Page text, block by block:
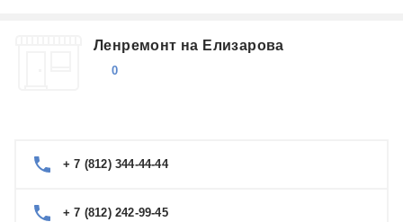
Ленремонт на Елизарова
0
+ 7 (812) 344-44-44
+ 7 (812) 242-99-45